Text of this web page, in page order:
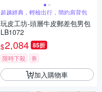
超越經典，輕檢出行，簡約肩背包
玩皮工坊-頭層牛皮郵差包男包
LB1072
$2,084 85折
限時下殺 券
加入購物車